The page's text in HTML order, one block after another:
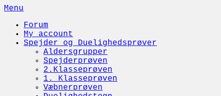
Skip
content
Menu
Forum
My account
Spejder og Duelighedsprøver
Aldersgrupper
Spejderprøven
2.Klasseprøven
1. Klasseprøven
Væbnerprøven